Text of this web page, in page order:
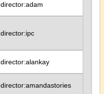
director:adam
director:ipc
director:alankay
director:amandastories